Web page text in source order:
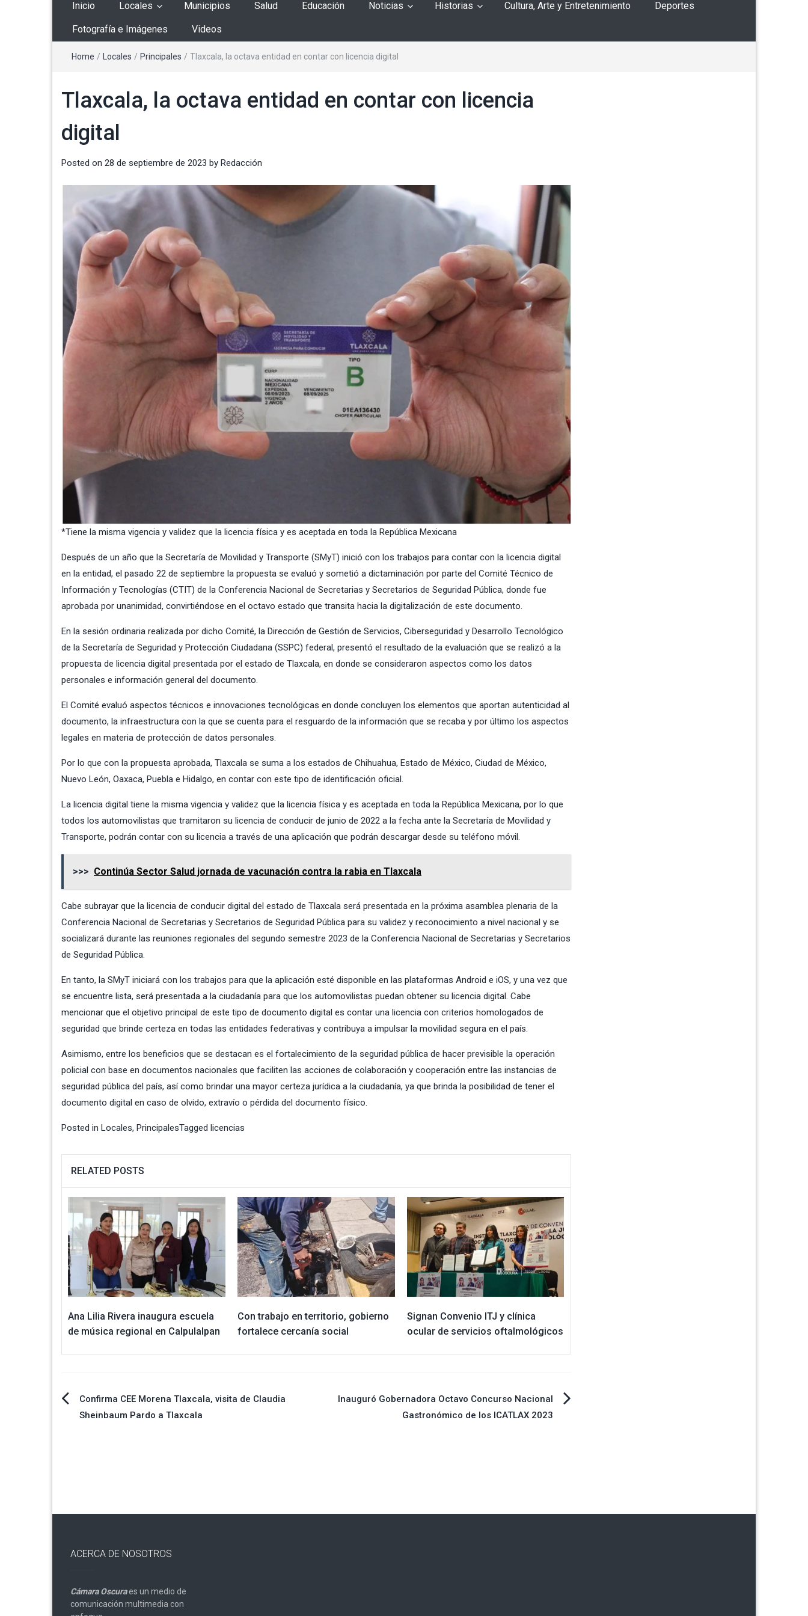
Inicio Locales Municipios Salud Educación Noticias Historias Cultura, Arte y Entretenimiento Deportes
Fotografía e Imágenes Videos
Home / Locales / Principales / Tlaxcala, la octava entidad en contar con licencia digital
Tlaxcala, la octava entidad en contar con licencia
digital
Posted on 28 de septiembre de 2023 by Redacción
*Tiene la misma vigencia y validez que la licencia física y es aceptada en toda la República Mexicana
Después de un año que la Secretaría de Movilidad y Transporte (SMyT) inició con los trabajos para contar con la licencia digital
en la entidad, el pasado 22 de septiembre la propuesta se evaluó y sometió a dictaminación por parte del Comité Técnico de
Información y Tecnologías (CTIT) de la Conferencia Nacional de Secretarias y Secretarios de Seguridad Pública, donde fue
aprobada por unanimidad, convirtiéndose en el octavo estado que transita hacia la digitalización de este documento.
En la sesión ordinaria realizada por dicho Comité, la Dirección de Gestión de Servicios, Ciberseguridad y Desarrollo Tecnológico
de la Secretaría de Seguridad y Protección Ciudadana (SSPC) federal, presentó el resultado de la evaluación que se realizó a la
propuesta de licencia digital presentada por el estado de Tlaxcala, en donde se consideraron aspectos como los datos
personales e información general del documento.
El Comité evaluó aspectos técnicos e innovaciones tecnológicas en donde concluyen los elementos que aportan autenticidad al
documento, la infraestructura con la que se cuenta para el resguardo de la información que se recaba y por último los aspectos
legales en materia de protección de datos personales.
Por lo que con la propuesta aprobada, Tlaxcala se suma a los estados de Chihuahua, Estado de México, Ciudad de México,
Nuevo León, Oaxaca, Puebla e Hidalgo, en contar con este tipo de identificación oficial.
La licencia digital tiene la misma vigencia y validez que la licencia física y es aceptada en toda la República Mexicana, por lo que
todos los automovilistas que tramitaron su licencia de conducir de junio de 2022 a la fecha ante la Secretaría de Movilidad y
Transporte, podrán contar con su licencia a través de una aplicación que podrán descargar desde su teléfono móvil.
>>> Continúa Sector Salud jornada de vacunación contra la rabia en Tlaxcala
Cabe subrayar que la licencia de conducir digital del estado de Tlaxcala será presentada en la próxima asamblea plenaria de la
Conferencia Nacional de Secretarias y Secretarios de Seguridad Pública para su validez y reconocimiento a nivel nacional y se
socializará durante las reuniones regionales del segundo semestre 2023 de la Conferencia Nacional de Secretarias y Secretarios
de Seguridad Pública.
En tanto, la SMyT iniciará con los trabajos para que la aplicación esté disponible en las plataformas Android e iOS, y una vez que
se encuentre lista, será presentada a la ciudadanía para que los automovilistas puedan obtener su licencia digital. Cabe
mencionar que el objetivo principal de este tipo de documento digital es contar una licencia con criterios homologados de
seguridad que brinde certeza en todas las entidades federativas y contribuya a impulsar la movilidad segura en el país.
Asimismo, entre los beneficios que se destacan es el fortalecimiento de la seguridad pública de hacer previsible la operación
policial con base en documentos nacionales que faciliten las acciones de colaboración y cooperación entre las instancias de
seguridad pública del país, así como brindar una mayor certeza jurídica a la ciudadanía, ya que brinda la posibilidad de tener el
documento digital en caso de olvido, extravío o pérdida del documento físico.
Posted in Locales, PrincipalesTagged licencias
RELATED POSTS
Ana Lilia Rivera inaugura escuela
de música regional en Calpulalpan
Con trabajo en territorio, gobierno
fortalece cercanía social
Signan Convenio ITJ y clínica
ocular de servicios oftalmológicos
Navegación
Confirma CEE Morena Tlaxcala, visita de Claudia
Sheinbaum Pardo a Tlaxcala
Inauguró Gobernadora Octavo Concurso Nacional
Gastronómico de los ICATLAX 2023
ACERCA DE NOSOTROS
Cámara Oscuraes un medio de
comunicación multimedia con